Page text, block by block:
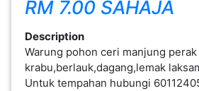
RM 7.00 SAHAJA
Description
Warung pohon ceri manjung
krabu,berlauk,dagang,lemak
Untuk tempahan hubungi
PENDIDIKAN(19)
DERMA
DAN